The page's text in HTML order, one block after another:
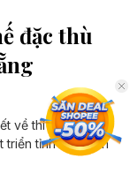
đặc thù
về thí điểm bổ
triển tỉnh Nghệ An